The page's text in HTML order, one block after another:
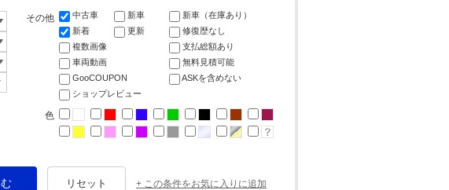
その他 中古車 新車
新車（在庫あり）
新着
更新
修復歴なし
複数画像
支払総額あり
車両動画
無料見積可能
GooCOUPON
ASKを含めない
ショップレビュー
色
+ この条件をお気に入りに追加